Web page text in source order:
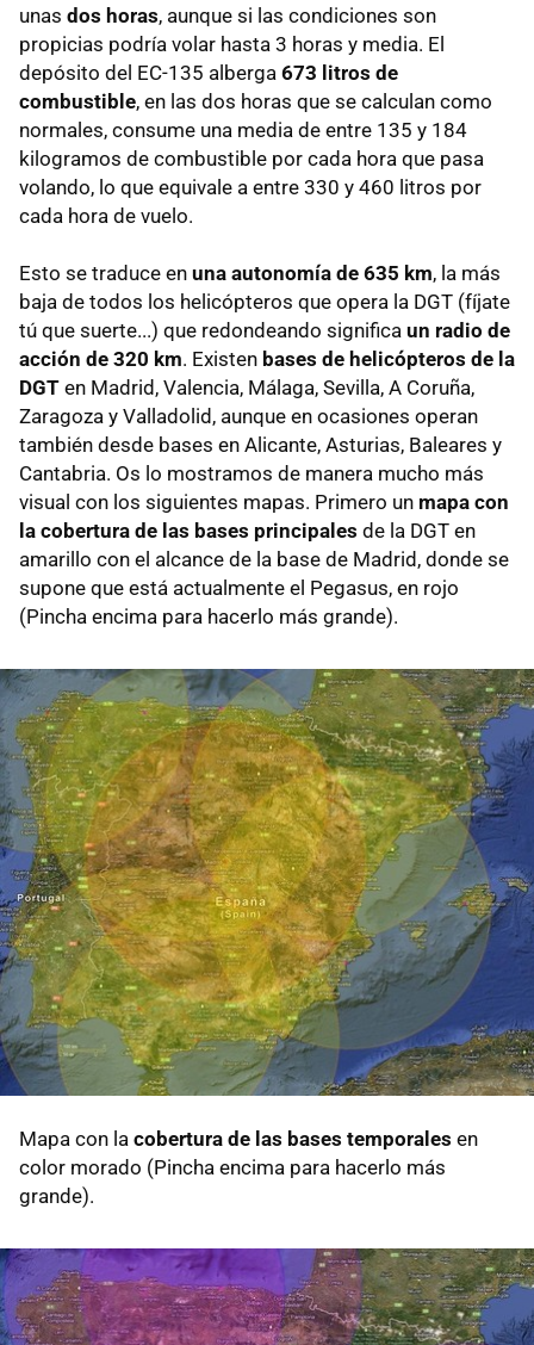
unas dos horas, aunque si las condiciones son
propicias podría volar hasta 3 horas y media. El
depósito del EC-135 alberga 673 litros de
combustible, en las dos horas que se calculan como
normales, consume una media de entre 135 y 184
kilogramos de combustible por cada hora que pasa
volando, lo que equivale a entre 330 y 460 litros por
cada hora de vuelo.
Esto se traduce en una autonomía de 635 km, la más
baja de todos los helicópteros que opera la DGT (fíjate
tú que suerte...) que redondeando significa un radio de
acción de 320 km. Existen bases de helicópteros de la
DGT en Madrid, Valencia, Málaga, Sevilla, A Coruña,
Zaragoza y Valladolid, aunque en ocasiones operan
también desde bases en Alicante, Asturias, Baleares y
Cantabria. Os lo mostramos de manera mucho más
visual con los siguientes mapas. Primero un mapa con
la cobertura de las bases principales de la DGT en
amarillo con el alcance de la base de Madrid, donde se
supone que está actualmente el Pegasus, en rojo
(Pincha encima para hacerlo más grande).
Mapa con la cobertura de las bases temporales en
color morado (Pincha encima para hacerlo más
grande).